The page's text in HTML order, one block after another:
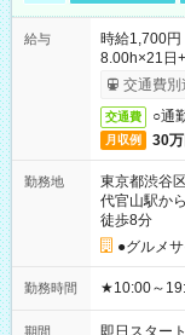
給与
時給1,700
8.00h×21日
交通費別
交通費 ○通
月収例 30
勤務地
東京都渋谷区
代官山駅か
徒歩8分
●グルメ
勤務時間 ★10:00～
期間
即日スター